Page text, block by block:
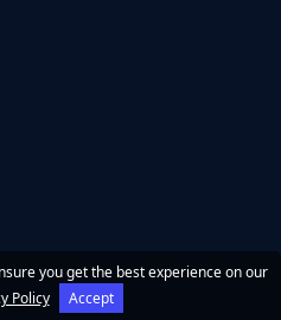
you get the best experience on our
Policy Accept